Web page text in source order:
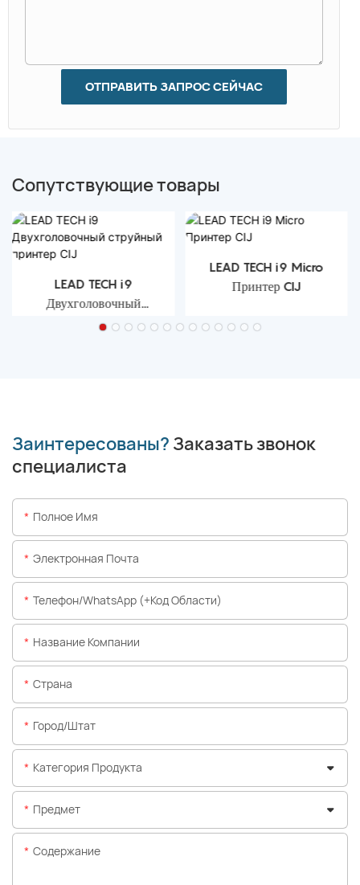
ОТПРАВИТЬ ЗАПРОС СЕЙЧАС
Сопутствующие товары
LEAD TECH i9
Двухголовочный
струйный принтер CIJ
LEAD TECH i9 Micro
Принтер CIJ
Заинтересованы? Заказать звонок
специалиста
Полное Имя
Электронная Почта
Телефон/WhatsApp (+код Области)
Название Компании
Страна
Город/штат
Категория Продукта
Предмет
Содержание